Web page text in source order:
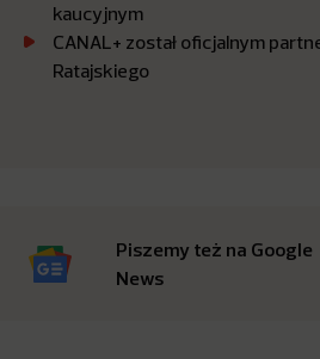
kaucyjnym
CANAL+ został oficjalnym
Ratajskiego
Piszemy też na Google
News